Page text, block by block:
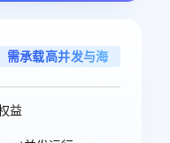
需承载高并发与海
益